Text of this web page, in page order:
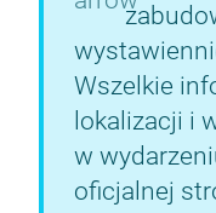
Wszelkie
lokalizacji i
w
oficjalnej